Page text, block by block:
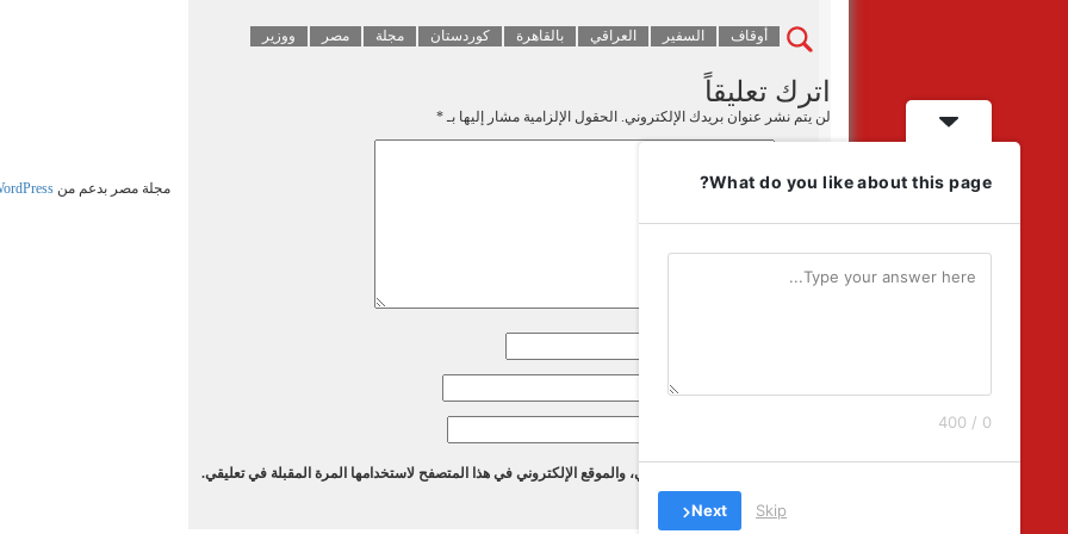
أوقاف السفير العراقي بالقاهرة كوردستان مجلة مصر ووزير
اترك تعليقاً
لن يتم نشر عنوان بريدك الإلكتروني. الحقول الإلزامية مشار إليها بـ*
احفظ اسمي، بريدي الإلكتروني، والموقع الإلكتروني في هذا المتصفح لاستخدامها المرة المقبلة في تعليقي.
مجلة مصر بدعم من What do you like about this page?
0 / 400
Skip
Next